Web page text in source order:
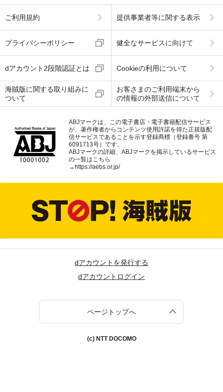
ご利用規約 提供事業者等に関する表示
プライバシーポリシー 健全なサービスに向けて
dアカウント2段階認証とは Cookieの利用について
海賊版に関する取り組みに
ついて
お客さまのご利用端末から
の情報の外部送信について
ABJマークは、この電子書店・電子書籍配信サービス
が、著作権者からコンテンツ使用許諾を得た正規版配
信サービスであることを示す登録商標（登録番号 第
6091713号）です。
ABJマークの詳細、ABJマークを掲示しているサービス
の一覧はこちら
→https://aebs.or.jp/
dアカウントを発行する
dアカウントログイン
ページトップへ
(c) NTT DOCOMO